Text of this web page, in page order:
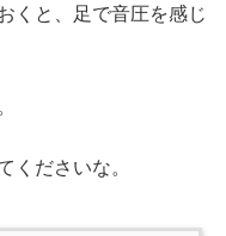
くと、足で音圧を感じ
くださいな。